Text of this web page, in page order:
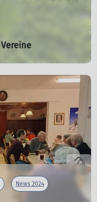
wir haben geliefert!
News 2024